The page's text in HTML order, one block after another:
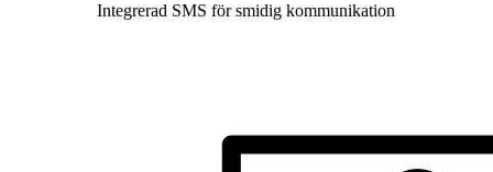
Integrerad SMS för smidig kommunikation